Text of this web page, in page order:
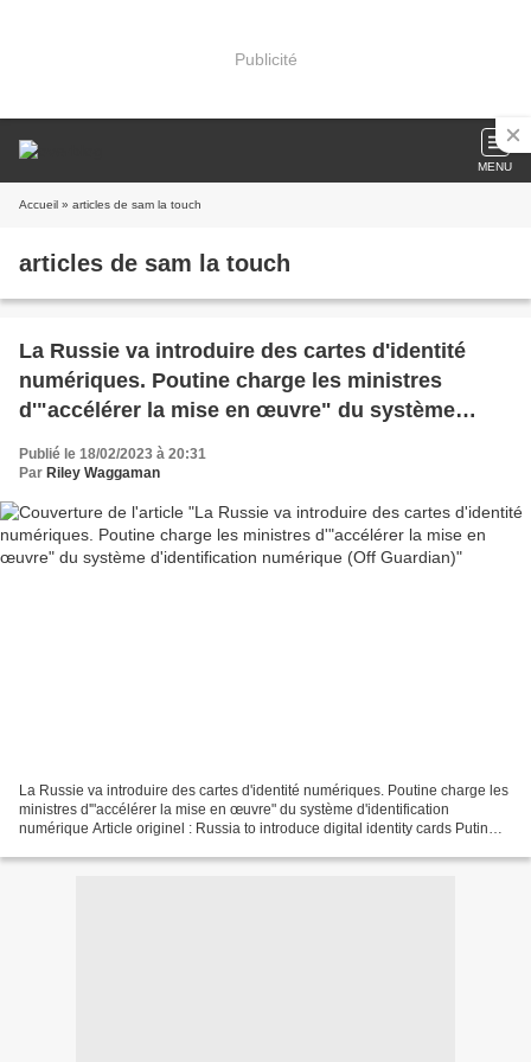
Publicité
MENU
Accueil » articles de sam la touch
articles de sam la touch
La Russie va introduire des cartes d'identité
numériques. Poutine charge les ministres
d'"accélérer la mise en œuvre" du système
d'identification numérique (Off Guardian)
Publié le 18/02/2023 à 20:31
Par Riley Waggaman
La Russie va introduire des cartes d'identité numériques. Poutine charge les
ministres d'"accélérer la mise en œuvre" du système d'identification
numérique Article originel : Russia to introduce digital identity cards Putin